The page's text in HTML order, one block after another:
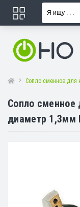
Сопло сменное для
Сопло сменное
диаметр 1,3мм